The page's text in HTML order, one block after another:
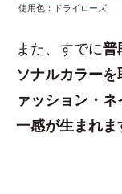
使用色：ドライローズ
また、すでに普
ソナルカラー
ァッション・
一感が生まれま